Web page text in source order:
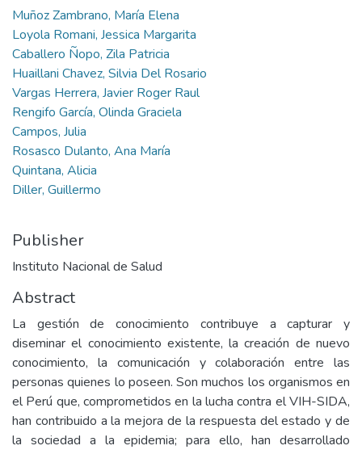
Muñoz Zambrano, María Elena
Loyola Romani, Jessica Margarita
Caballero Ñopo, Zila Patricia
Huaillani Chavez, Silvia Del Rosario
Vargas Herrera, Javier Roger Raul
Rengifo García, Olinda Graciela
Campos, Julia
Rosasco Dulanto, Ana María
Quintana, Alicia
Diller, Guillermo
Publisher
Instituto Nacional de Salud
Abstract
La gestión de conocimiento contribuye a capturar y
diseminar el conocimiento existente, la creación de nuevo
conocimiento, la comunicación y colaboración entre las
personas quienes lo poseen. Son muchos los organismos en
el Perú que, comprometidos en la lucha contra el VIH-SIDA,
han contribuido a la mejora de la respuesta del estado y de
la sociedad a la epidemia; para ello, han desarrollado